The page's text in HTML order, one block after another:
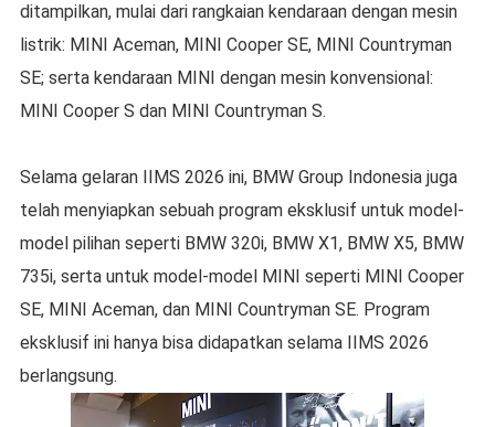
ditampilkan, mulai dari rangkaian kendaraan dengan mesin
listrik: MINI Aceman, MINI Cooper SE, MINI Countryman
SE; serta kendaraan MINI dengan mesin konvensional:
MINI Cooper S dan MINI Countryman S.
Selama gelaran IIMS 2026 ini, BMW Group Indonesia juga
telah menyiapkan sebuah program eksklusif untuk model-
model pilihan seperti BMW 320i, BMW X1, BMW X5, BMW
735i, serta untuk model-model MINI seperti MINI Cooper
SE, MINI Aceman, dan MINI Countryman SE. Program
eksklusif ini hanya bisa didapatkan selama IIMS 2026
berlangsung.